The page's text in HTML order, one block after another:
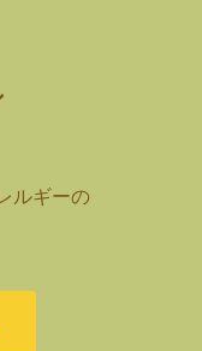
ルギーの